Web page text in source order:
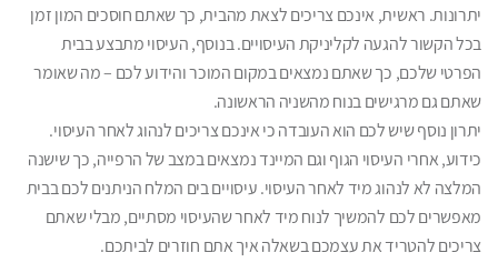
יתרונות. ראשית, אינכם צריכים לצאת מהבית, כך שאתם חוסכים המון זמן
בכל הקשור להגעה לקליניקת העיסויים. בנוסף, העיסוי מתבצע בבית
הפרטי שלכם, כך שאתם נמצאים במקום המוכר והידוע לכם – מה שאומר
שאתם גם מרגישים בנוח מהשניה הראשונה.
יתרון נוסף שיש לכם הוא העובדה כי אינכם צריכים לנהוג לאחר העיסוי.
כידוע, אחרי העיסוי הגוף וגם המיינד נמצאים במצב של הרפייה, כך שישנה
המלצה לא לנהוג מיד לאחר העיסוי. עיסויים בים המלח הניתנים לכם בבית
מאפשרים לכם להמשיך לנוח מיד לאחר שהעיסוי מסתיים, מבלי שאתם
צריכים להטריד את עצמכם בשאלה איך אתם חוזרים לביתכם.